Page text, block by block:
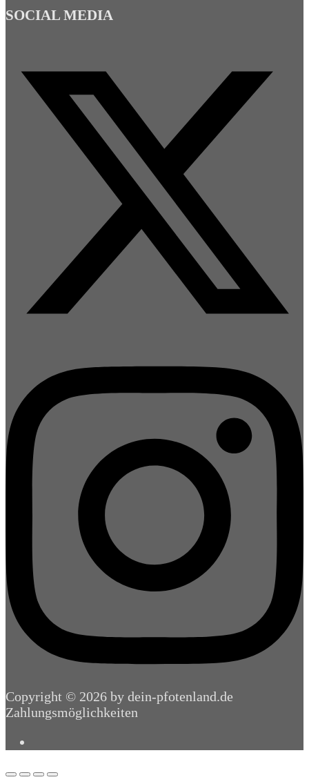
SOCIAL MEDIA
Copyright © 2026 by dein-pfotenland.de
Zahlungsmöglichkeiten